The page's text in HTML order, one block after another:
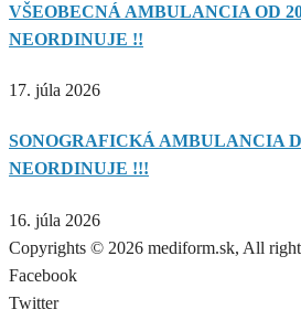
VŠEOBECNÁ AMBULANCIA OD
NEORDINUJE !!
17. júla 2026
SONOGRAFICKÁ AMBULANCIA
NEORDINUJE !!!
16. júla 2026
Copyrights © 2026 mediform.sk, All
Facebook
Twitter